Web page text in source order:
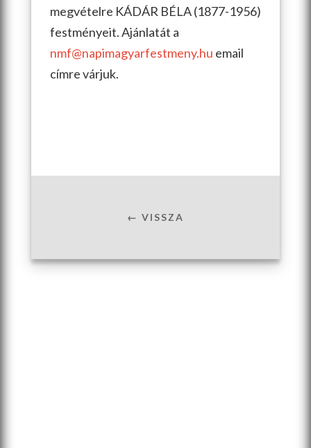
megvételre KÁDÁR BÉLA (1877-1956)
festményeit. Ajánlatát a
nmf@napimagyarfestmeny.hu email
címre várjuk.
← VISSZA